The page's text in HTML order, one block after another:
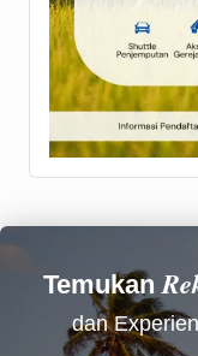
Temukan
dan